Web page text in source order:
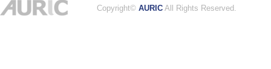
Copyright© AURIC All Rights Reserved.